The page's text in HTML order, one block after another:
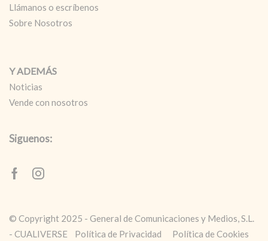
Llámanos o escríbenos
Sobre Nosotros
Y ADEMÁS
Noticias
Vende con nosotros
Siguenos:
FacebookInstagram
© Copyright 2025 - General de Comunicaciones y Medios, S.L.
- CUALIVERSE
Política de Privacidad Política de Cookies